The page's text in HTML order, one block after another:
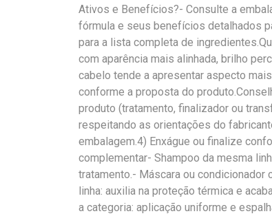
Ativos e Benefícios?- Consulte a
fórmula e seus benefícios detalhados
para a lista completa de
com aparência mais alinhada, brilho
cabelo tende a apresentar aspecto
conforme a proposta do
produto (tratamento, finalizador ou
respeitando as orientações do
embalagem.4) Enxágue ou finalize
complementar- Shampoo da mesma
tratamento.- Máscara ou
linha: auxilia na proteção térmica e
a categoria: aplicação uniforme e